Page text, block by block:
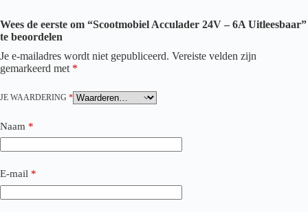
Wees de eerste om “Scootmobiel Acculader 24V – 6A Uitleesbaar”
te beoordelen
Je e-mailadres wordt niet gepubliceerd. Vereiste velden zijn
gemarkeerd met *
JE WAARDERING *
Naam *
E-mail *